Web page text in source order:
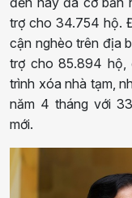
trợ cho 34.754 hộ.
cận nghèo trên địa
trợ cho 85.894 hộ,
trình xóa nhà tạm,
năm 4 tháng với
mới.